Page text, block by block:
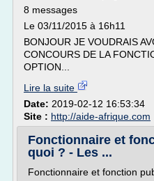
8 messages
Le 03/11/2015 à 16h11
BONJOUR JE VOUDRAIS
CONCOURS DE LA
OPTION...
Lire la suite
Date: 2019-02-12 16:53:34
Site : http://aide-afrique.com
Fonctionnaire et
quoi ? - Les ...
Fonctionnaire et fonction